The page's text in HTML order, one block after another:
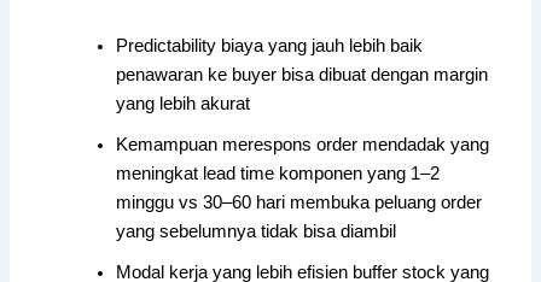
Predictability biaya yang jauh lebih baik
penawaran ke buyer bisa dibuat dengan margin
yang lebih akurat
Kemampuan merespons order mendadak yang
meningkat lead time komponen yang 1–2
minggu vs 30–60 hari membuka peluang order
yang sebelumnya tidak bisa diambil
Modal kerja yang lebih efisien buffer stock yang